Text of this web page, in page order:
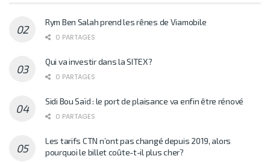
Rym Ben Salah prend les rênes de Viamobile
0 PARTAGES
Qui va investir dans la SITEX?
0 PARTAGES
Sidi Bou Saïd : le port de plaisance va enfin être rénové
0 PARTAGES
Les tarifs CTN n’ont pas changé depuis 2019, alors
pourquoi le billet coûte-t-il plus cher?